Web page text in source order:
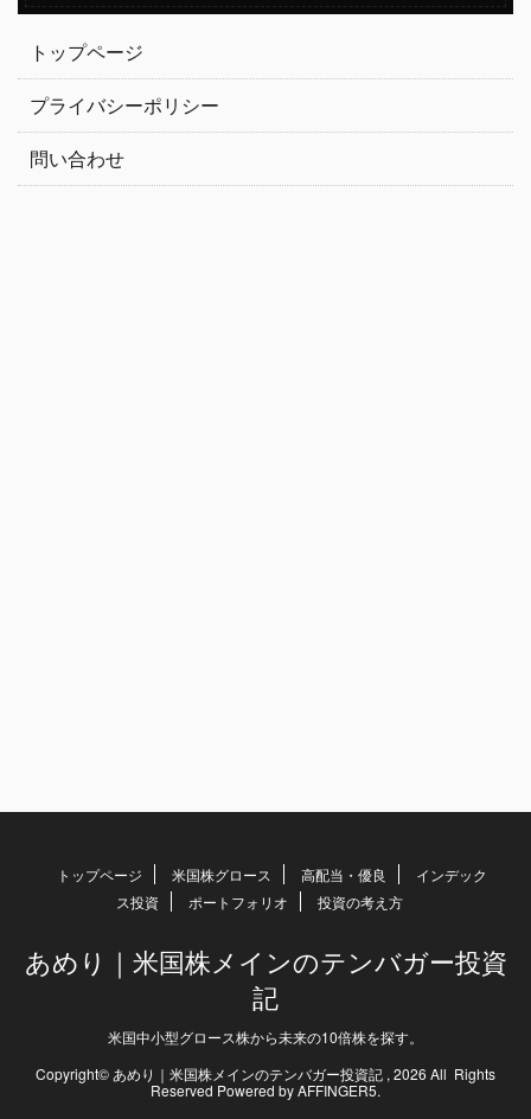
トップページ
プライバシーポリシー
問い合わせ
トップページ 米国株グロース 高配当・優良
インデック
ス投資
ポートフォリオ 投資の考え方
あめり｜米国株メインのテンバガー投資
記
米国中小型グロース株から未来の10倍株を探す。
Copyright© あめり｜米国株メインのテンバガー投資記 , 2026 All Rights
Reserved Powered byAFFINGER5.